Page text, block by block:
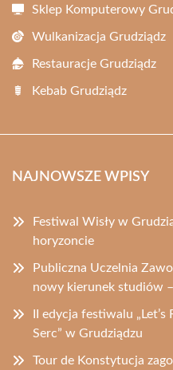
Sklep Komputerowy
Wulkanizacja Grudziądz
Restauracje Grudziądz
Kebab Grudziądz
NAJNOWSZE WPISY
Festiwal Wisły w
horyzoncie
Publiczna Uczelnia
nowy kierunek studiów –
II edycja festiwalu
Serc” w Grudziądzu
Tour de Konstytucja